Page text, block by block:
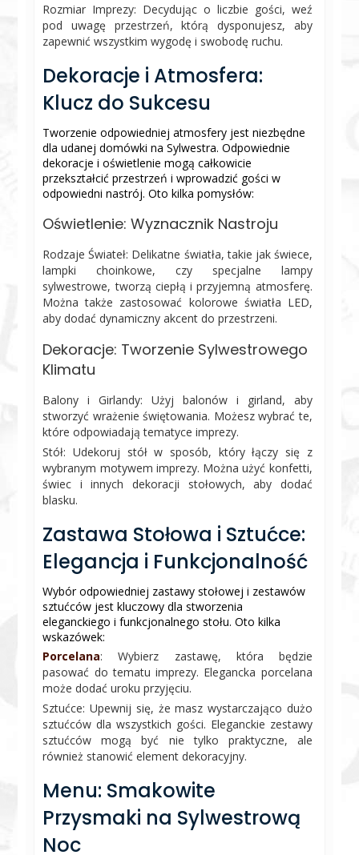
Rozmiar Imprezy: Decydując o liczbie gości, weź
pod uwagę przestrzeń, którą dysponujesz, aby
zapewnić wszystkim wygodę i swobodę ruchu.
Dekoracje i Atmosfera:
Klucz do Sukcesu
Tworzenie odpowiedniej atmosfery jest niezbędne
dla udanej domówki na Sylwestra. Odpowiednie
dekoracje i oświetlenie mogą całkowicie
przekształcić przestrzeń i wprowadzić gości w
odpowiedni nastrój. Oto kilka pomysłów:
Oświetlenie: Wyznacznik Nastroju
Rodzaje Świateł: Delikatne światła, takie jak świece,
lampki choinkowe, czy specjalne lampy
sylwestrowe, tworzą ciepłą i przyjemną atmosferę.
Można także zastosować kolorowe światła LED,
aby dodać dynamiczny akcent do przestrzeni.
Dekoracje: Tworzenie Sylwestrowego
Klimatu
Balony i Girlandy: Użyj balonów i girland, aby
stworzyć wrażenie świętowania. Możesz wybrać te,
które odpowiadają tematyce imprezy.
Stół: Udekoruj stół w sposób, który łączy się z
wybranym motywem imprezy. Można użyć konfetti,
świec i innych dekoracji stołowych, aby dodać
blasku.
Zastawa Stołowa i Sztućce:
Elegancja i Funkcjonalność
Wybór odpowiedniej zastawy stołowej i zestawów
sztućców jest kluczowy dla stworzenia
eleganckiego i funkcjonalnego stołu. Oto kilka
wskazówek:
Porcelana: Wybierz zastawę, która będzie
pasować do tematu imprezy. Elegancka porcelana
może dodać uroku przyjęciu.
Sztućce: Upewnij się, że masz wystarczająco dużo
sztućców dla wszystkich gości. Eleganckie zestawy
sztućców mogą być nie tylko praktyczne, ale
również stanowić element dekoracyjny.
Menu: Smakowite
Przysmaki na Sylwestrową
Noc